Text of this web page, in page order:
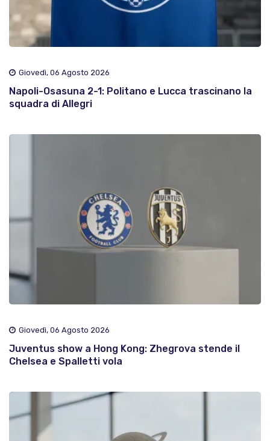
Giovedì, 06 Agosto 2026
Napoli-Osasuna 2-1: Politano e Lucca trascinano la
squadra di Allegri
Giovedì, 06 Agosto 2026
Juventus show a Hong Kong: Zhegrova stende il
Chelsea e Spalletti vola